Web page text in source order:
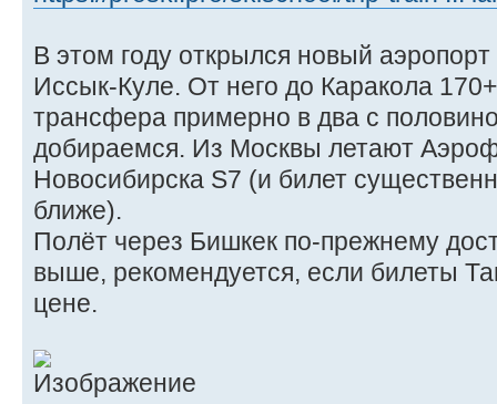
В этом году открылся новый
Иссык-Куле. От него до Каракола
трансфера примерно в два с
добираемся. Из Москвы летают
Новосибирска S7 (и билет
ближе).
Полёт через Бишкек по-прежнему
выше, рекомендуется, если билеты
цене.